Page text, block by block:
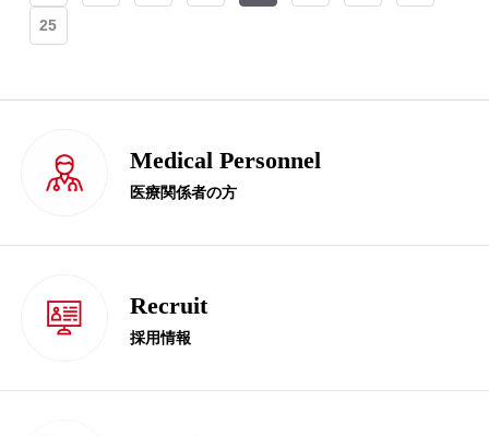
25
Medical Personnel
医療関係者の方
Recruit
採用情報